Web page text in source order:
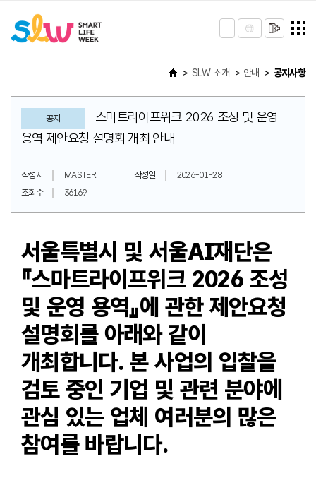
SLW 소개 안내 공지사항
공지
스마트라이프위크 2026 조성 및 운영
용역 제안요청 설명회 개최 안내
작성자 MASTER 작성일
2026-01-28
조회수
36169
서울특별시 및 서울AI재단은
『스마트라이프위크 2026 조성
및 운영 용역』에 관한 제안요청
설명회를 아래와 같이
개최합니다. 본 사업의 입찰을
검토 중인 기업 및 관련 분야에
관심 있는 업체 여러분의 많은
참여를 바랍니다.